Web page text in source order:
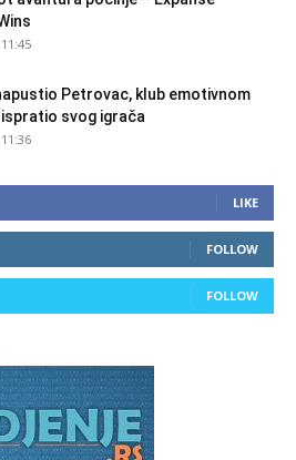
Petrovac, klub emotivnom
svog igrača
LIKE
FOLLOW
FOLLOW